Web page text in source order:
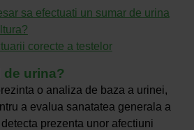
sa efectuati un sumar de urina
corecte a testelor
de urina?
o analiza de baza a urinei,
a evalua sanatatea generala a
prezenta unor afectiuni